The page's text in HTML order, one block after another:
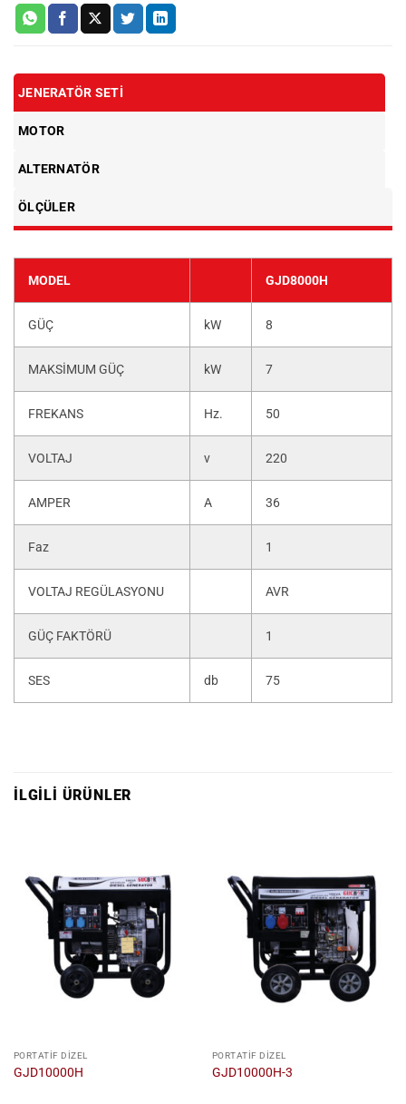
JENERATÖR SETI
MOTOR
ALTERNATÖR
ÖLÇÜLER
MODEL GJD8000H
GÜÇ kW 8
MAKSİMUM GÜÇ kW 7
FREKANS Hz. 50
VOLTAJ v 220
AMPER A 36
Faz 1
VOLTAJ REGÜLASYONU AVR
GÜÇ FAKTÖRÜ 1
SES db 75
İLGILI ÜRÜNLER
PORTATIF DIZEL
GJD10000H
PORTATIF DIZEL
GJD10000H-3